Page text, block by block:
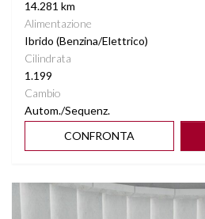
14.281 km
Alimentazione
Ibrido (Benzina/Elettrico)
Cilindrata
1.199
Cambio
Autom./Sequenz.
CONFRONTA
Vedi dettagli